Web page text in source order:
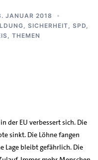
JANUAR 2018
SICHERHEIT SPD
THEMEN
der EU verbessert sich. Die
sinkt. Die Löhne fangen
Lage bleibt gefährlich. Die